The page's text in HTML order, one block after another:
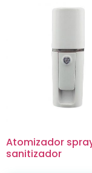
Atomizador
sanitizador